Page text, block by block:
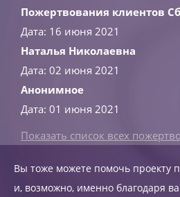
Пожертвования клиентов
Дата: 16 июня 2021
Наталья Николаевна
Дата: 02 июня 2021
Анонимное
Дата: 01 июня 2021
Показать список всех
Вы тоже можете помочь проекту
и, возможно, именно благодаря